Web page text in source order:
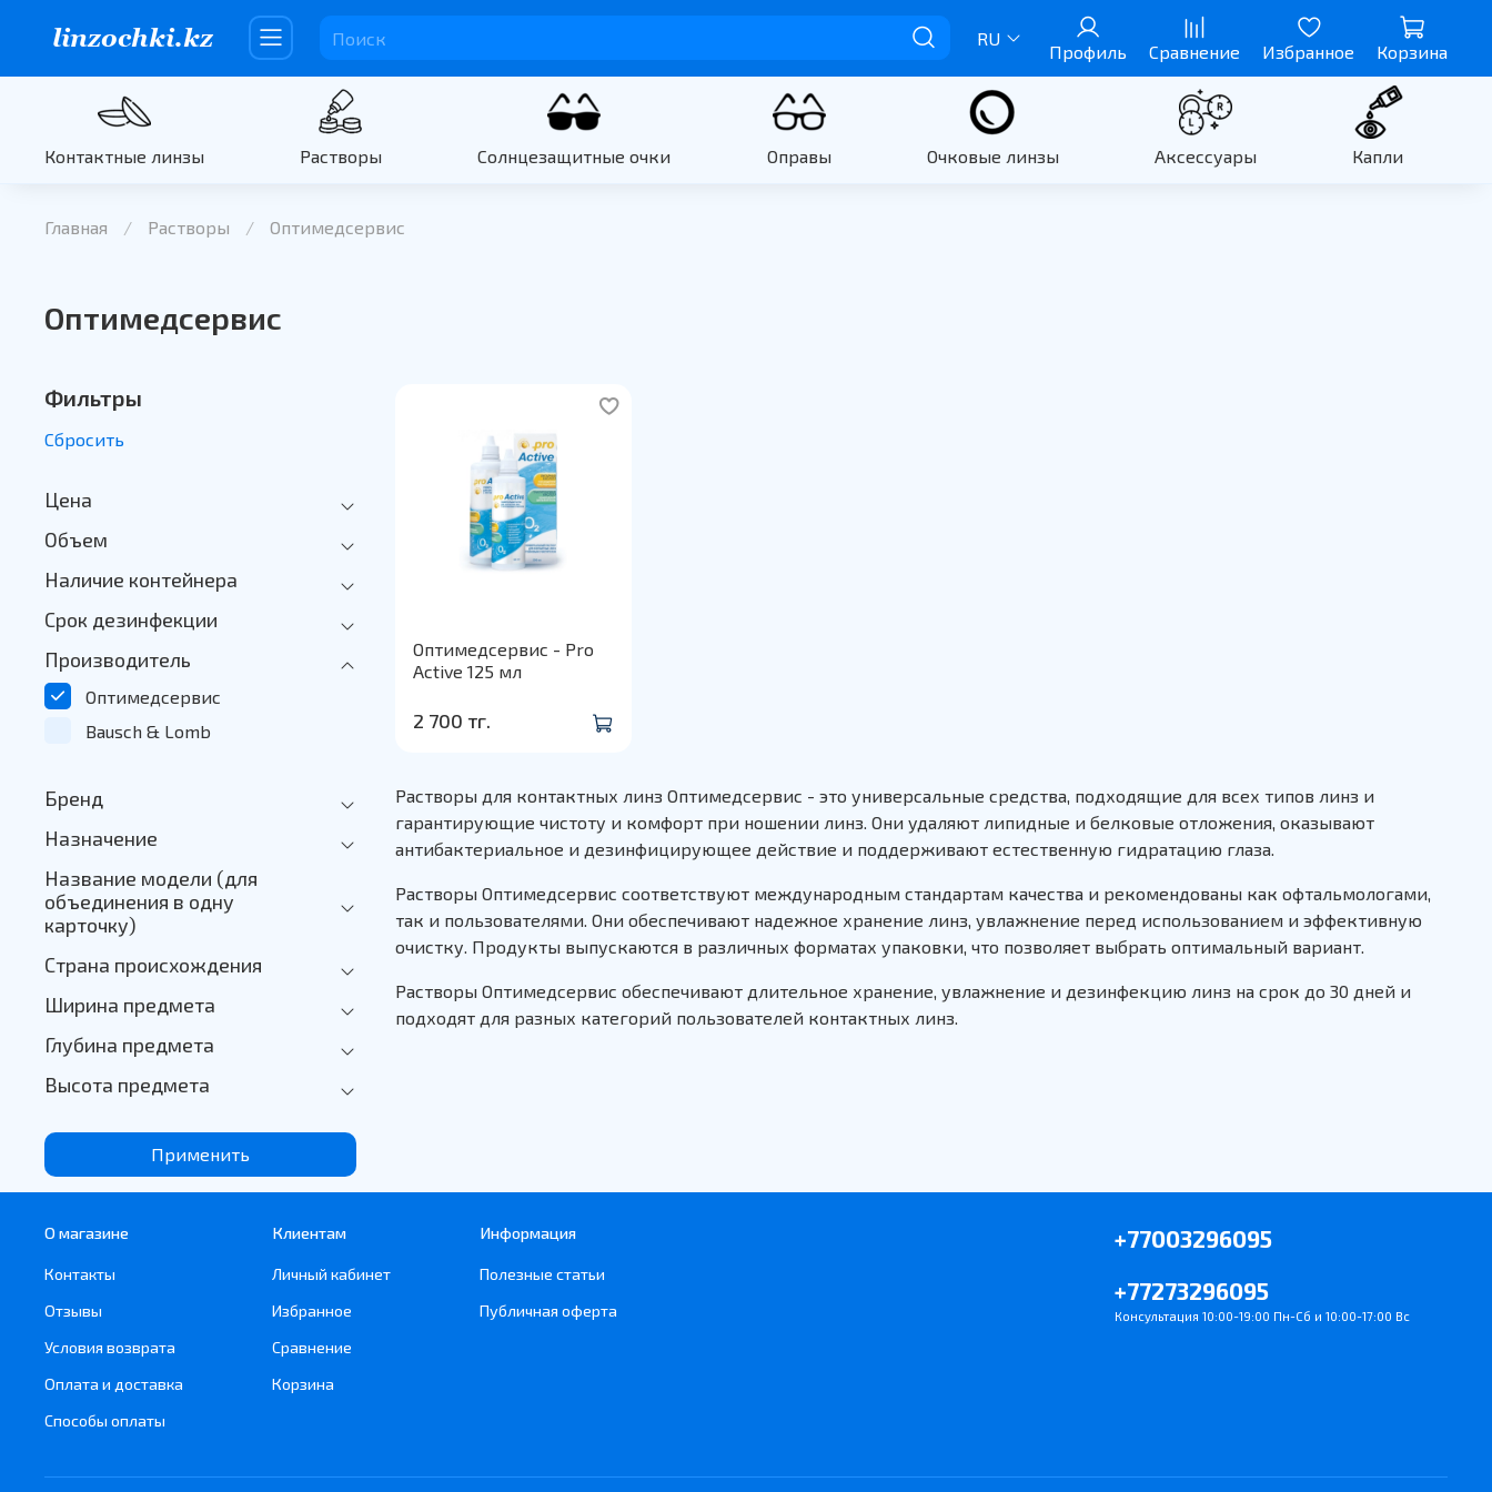
RU
Профиль Сравнение Избранное Корзина
Контактные линзы Растворы Солнцезащитные очки Оправы Очковые линзы Аксессуары Капли
Главная Растворы Оптимедсервис
Оптимедсервис
Оптимедсервис - Pro
Active 125 мл
2 700 тг.
Растворы для контактных линз Оптимедсервис - это универсальные средства, подходящие для всех типов линз и
гарантирующие чистоту и комфорт при ношении линз. Они удаляют липидные и белковые отложения, оказывают
антибактериальное и дезинфицирующее действие и поддерживают естественную гидратацию глаза.
Растворы Оптимедсервис соответствуют международным стандартам качества и рекомендованы как офтальмологами,
так и пользователями. Они обеспечивают надежное хранение линз, увлажнение перед использованием и эффективную
очистку. Продукты выпускаются в различных форматах упаковки, что позволяет выбрать оптимальный вариант.
Растворы Оптимедсервис обеспечивают длительное хранение, увлажнение и дезинфекцию линз на срок до 30 дней и
подходят для разных категорий пользователей контактных линз.
Фильтры
Сбросить
Цена
Объем
Наличие контейнера
Срок дезинфекции
Производитель
Оптимедсервис
Bausch & Lomb
Бренд
Назначение
Название модели (для
объединения в одну
карточку)
Страна происхождения
Ширина предмета
Глубина предмета
Высота предмета
Применить
О магазине
Контакты
Отзывы
Условия возврата
Оплата и доставка
Способы оплаты
Клиентам
Личный кабинет
Избранное
Сравнение
Корзина
Информация
Полезные статьи
Публичная оферта
+77003296095
+77273296095
Консультация 10:00-19:00 Пн-Сб и 10:00-17:00 Вс